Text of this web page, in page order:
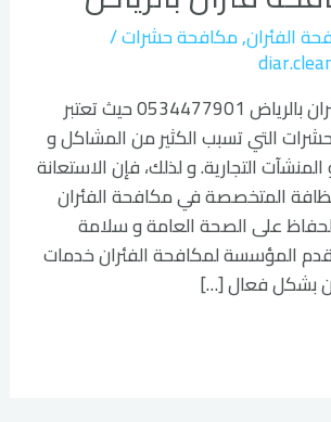
الفئران,مكافحة حشرات/
شركة مكافحة فئران بالرياض 0534477901 حيث تعتبر
التي تسبب الكثير من المشاكل و
المنشآت التجارية. و لذلك، فإن الاستعانة
المتخصصة في مكافحة الفئران
للحفاظ على الصحة العامة و سلامة
المؤسسة لمكافحة الفئران خدمات
بشكل فعال […]